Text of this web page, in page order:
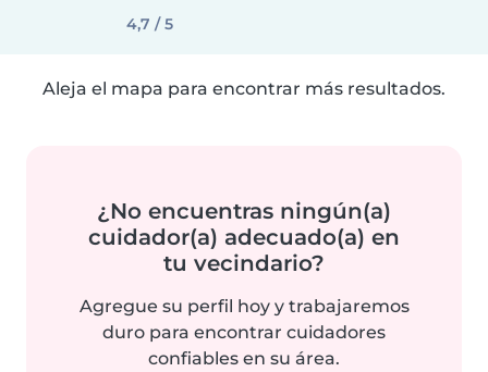
4,7 / 5
Aleja el mapa para encontrar más resultados.
¿No encuentras ningún(a)
cuidador(a) adecuado(a) en
tu vecindario?
Agregue su perfil hoy y trabajaremos
duro para encontrar cuidadores
confiables en su área.